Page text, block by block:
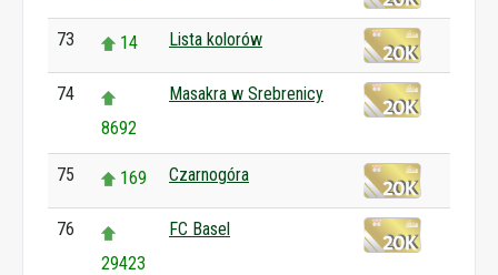
73 14 Lista kolorów
74
8692
Masakra w Srebrenicy
75 169 Czarnogóra
76
29423
FC Basel